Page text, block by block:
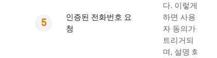
인증된 전화번호 요
청
다. 이렇게
하면 사용
자 동의가
트리거되
며, 설명 화